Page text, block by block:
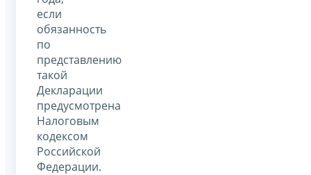
если
обязанность
по
представлению
такой
Декларации
предусмотрена
Налоговым
кодексом
Российской
Федерации.